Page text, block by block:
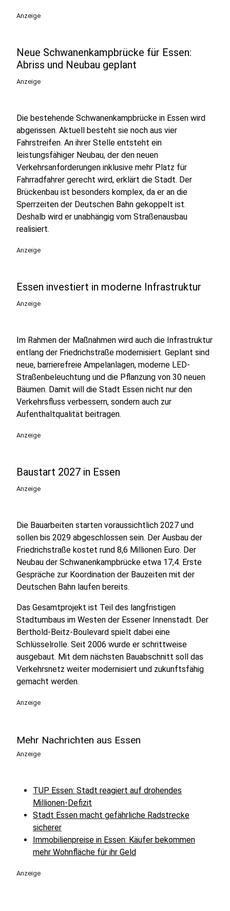
Anzeige
Neue Schwanenkampbrücke für Essen:
Abriss und Neubau geplant
Anzeige
Die bestehende Schwanenkampbrücke in Essen wird
abgerissen. Aktuell besteht sie noch aus vier
Fahrstreifen. An ihrer Stelle entsteht ein
leistungsfähiger Neubau, der den neuen
Verkehrsanforderungen inklusive mehr Platz für
Fahrradfahrer gerecht wird, erklärt die Stadt. Der
Brückenbau ist besonders komplex, da er an die
Sperrzeiten der Deutschen Bahn gekoppelt ist.
Deshalb wird er unabhängig vom Straßenausbau
realisiert.
Anzeige
Essen investiert in moderne Infrastruktur
Anzeige
Im Rahmen der Maßnahmen wird auch die Infrastruktur
entlang der Friedrichstraße modernisiert. Geplant sind
neue, barrierefreie Ampelanlagen, moderne LED-
Straßenbeleuchtung und die Pflanzung von 30 neuen
Bäumen. Damit will die Stadt Essen nicht nur den
Verkehrsfluss verbessern, sondern auch zur
Aufenthaltqualität beitragen.
Anzeige
Baustart 2027 in Essen
Anzeige
Die Bauarbeiten starten voraussichtlich 2027 und
sollen bis 2029 abgeschlossen sein. Der Ausbau der
Friedrichstraße kostet rund 8,6 Millionen Euro. Der
Neubau der Schwanenkampbrücke etwa 17,4. Erste
Gespräche zur Koordination der Bauzeiten mit der
Deutschen Bahn laufen bereits.
Das Gesamtprojekt ist Teil des langfristigen
Stadtumbaus im Westen der Essener Innenstadt. Der
Berthold-Beitz-Boulevard spielt dabei eine
Schlüsselrolle. Seit 2006 wurde er schrittweise
ausgebaut. Mit dem nächsten Bauabschnitt soll das
Verkehrsnetz weiter modernisiert und zukunftsfähig
gemacht werden.
Anzeige
Mehr Nachrichten aus Essen
Anzeige
TUP Essen: Stadt reagiert auf drohendes
Millionen-Defizit
Stadt Essen macht gefährliche Radstrecke
sicherer
Immobilienpreise in Essen: Käufer bekommen
mehr Wohnfläche für ihr Geld
Anzeige